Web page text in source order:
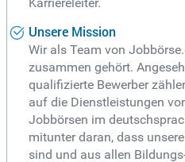
Unsere Mission
Wir als Team von
zusammen gehört.
qualifizierte Bewerber
auf die Dienstleistungen
Jobbörsen im
mitunter daran, dass
sind und aus allen